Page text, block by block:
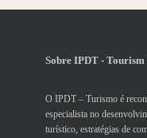
Sobre IPDT -
O IPDT – Turismo é
especialista no
turístico, estratégias de